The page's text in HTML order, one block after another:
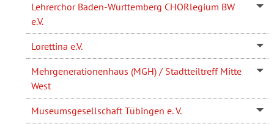
Lehrerchor Baden-Württemberg CHORlegium BW
e.V.
Lorettina e.V.
Mehrgenerationenhaus (MGH) / Stadtteiltreff Mitte
West
Museumsgesellschaft Tübingen e. V.